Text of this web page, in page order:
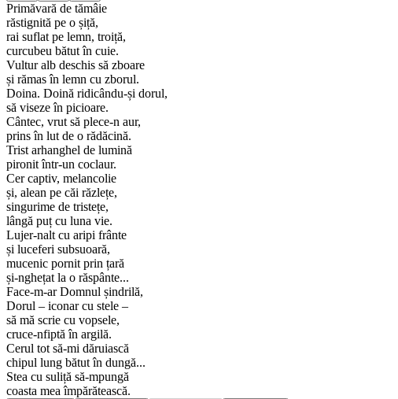
Primăvară de tămâie
răstignită pe o șiță,
rai suflat pe lemn, troiță,
curcubeu bătut în cuie.
Vultur alb deschis să zboare
și rămas în lemn cu zborul.
Doina. Doină ridicându-și dorul,
să viseze în picioare.
Cântec, vrut să plece-n aur,
prins în lut de o rădăcină.
Trist arhanghel de lumină
pironit într-un coclaur.
Cer captiv, melancolie
și, alean pe căi răzlețe,
singurime de tristețe,
lângă puț cu luna vie.
Lujer-nalt cu aripi frânte
și luceferi subsuoară,
mucenic pornit prin țară
și-nghețat la o răspânte...
Face-m-ar Domnul șindrilă,
Dorul – iconar cu stele –
să mă scrie cu vopsele,
cruce-nfiptă în argilă.
Cerul tot să-mi dăruiască
chipul lung bătut în dungă...
Stea cu suliță să-mpungă
coasta mea împărătească.